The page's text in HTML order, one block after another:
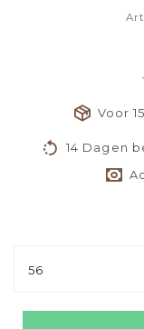
Voor
14 Dagen
56